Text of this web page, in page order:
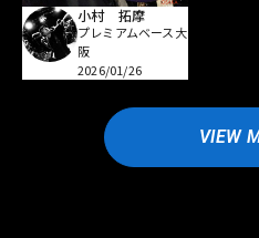
小村 拓摩
プレミアムベース大
阪
2026/01/26
VIEW